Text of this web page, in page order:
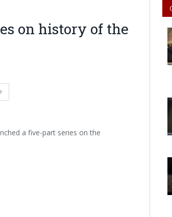
on history of the
a five-part series on the